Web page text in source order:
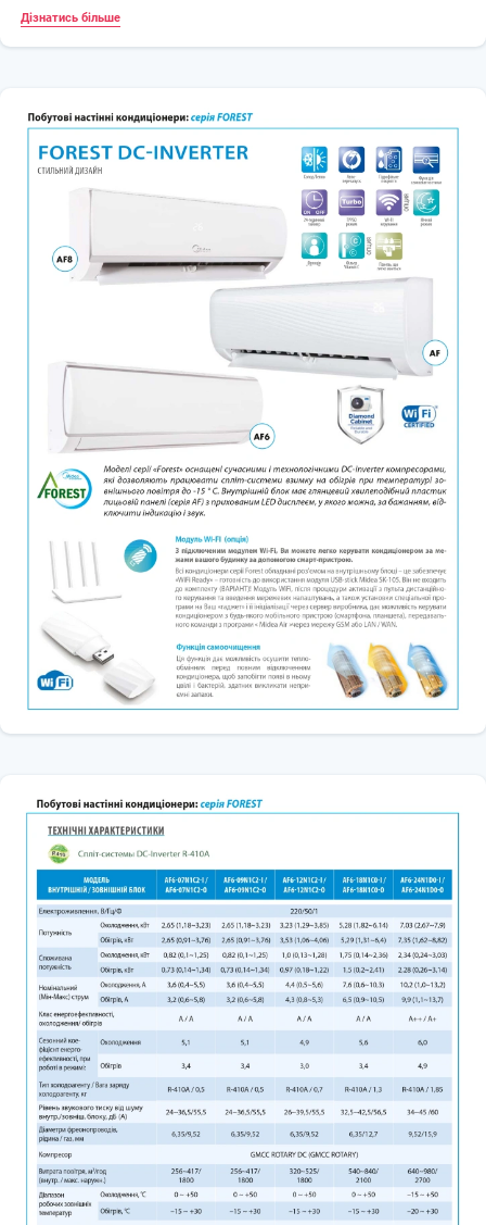
смартфон керує кондиціонером через інфрачервоний порт, а у разі
інструкції користувача.
Дизайнери Midea не забули і про зовнішній вигляд корпусу
зовнішнього блоку кондиціонера, що саме собою рідкість для
кліматичної техніки. Зовнішній блок набагато витонченіший за
своїх побратимів, має грані, як у діаманта, а увага до деталей
говорить про високий рівень виробництва та ретельно продуману
Нічний режим (режим сну) забезпечує умови для спокійного сну
та комфортного пробудження. Режим триває протягом 7-ми
годинного циклу, при цьому зменшується швидкість вентилятора,
тим самим знижуючи рівень шуму, а також автоматично через
задані проміжки, змінюючи задані з пульта температурні
кілька градусів, а в режимі обігріву опускається). По закінченні
режиму (через 7 годин) установки температури повертаються до
заданого значення.
У разі виявлення витоку холодоагенту на дисплеї внутрішнього
блоку з'явиться код помилки «ЕС». Ця функція допоможе
захистити компресор від поломки при підвищенні температури
внаслідок витоку холодоагенту.
Система керування кондиціонерів може підтримувати у
приміщенні температуру повітря +8С, щоб не сильно
охолоджувалися стіни та не замерзав водогін. Це актуально
взимку, і Вам не потрібно постійно прогрівати приміщення до
комфортної температури. При цьому кондиціонер споживає
менше електроенергії, оскільки перепад температур вулиця/
приміщення зменшується
Режим осушення автоматично вибирає режим охолодження, що
ґрунтується на різниці між встановленою темпаратурою та
дійсною кімнатною температурою. Температура регулюється під
час зниження вологості повітря повторюваним включенням та
вимкненням режимів охолодження та вентиляції. При увімкненні
режиму осушення на ПДК відображається символ "Крапелька"
теплообмінники з трубками особливої конструкції, внутрішня
знижується рівень енергоспоживання та, отже, збільшується
ефективність роботи системи.
Технологія 180 ° -градусного хвильового інверторного
перетворення - керуюча напруга без «імпульсних» ефектів
(усувається ступінчастість синусоїди).
Порівняно зі стандартним 120° струмом прямокутної форми надає
такі переваги:
Можливість роботи при ширшому діапазоні напруги живлення і
частоти струму.
Велику енергоефективність та енергозбереження.
М'якший старт, нижче шум і вібрації.
Дізнатись більше